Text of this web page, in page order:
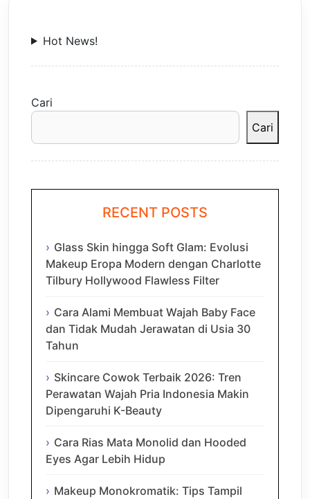
Hot News!
Cari
Cari
RECENT POSTS
Glass Skin hingga Soft Glam: Evolusi
Makeup Eropa Modern dengan Charlotte
Tilbury Hollywood Flawless Filter
Cara Alami Membuat Wajah Baby Face
dan Tidak Mudah Jerawatan di Usia 30
Tahun
Skincare Cowok Terbaik 2026: Tren
Perawatan Wajah Pria Indonesia Makin
Dipengaruhi K-Beauty
Cara Rias Mata Monolid dan Hooded
Eyes Agar Lebih Hidup
Makeup Monokromatik: Tips Tampil